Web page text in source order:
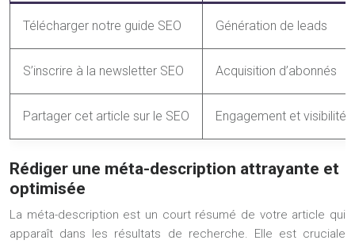
Télécharger notre guide SEO Génération de leads
S’inscrire à la newsletter SEO Acquisition d’abonnés
Partager cet article sur le SEO Engagement et visibilité
Rédiger une méta-description attrayante et
optimisée
La méta-description est un court résumé de votre article qui
apparaît dans les résultats de recherche. Elle est cruciale